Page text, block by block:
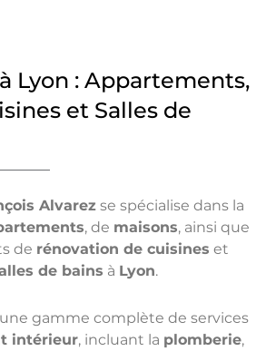
Lyon : Appartements,
et Salles de
Alvarez se spécialise dans la
, de maisons, ainsi que
de rénovation de cuisines et
de bains à Lyon.
gamme complète de services
intérieur, incluant la plomberie,